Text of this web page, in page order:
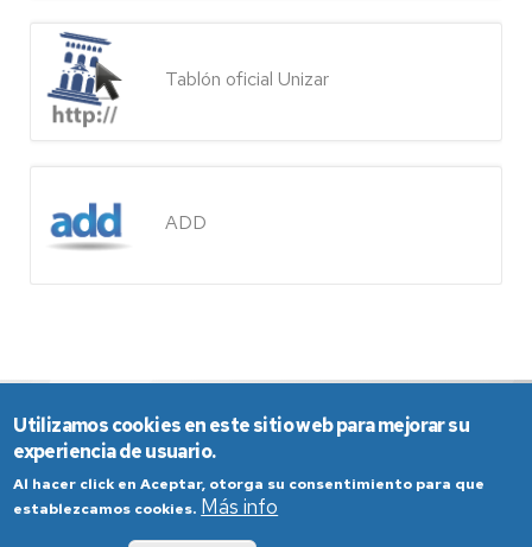
Tablón oficial Unizar
ADD
Utilizamos cookies en este sitio web para mejorar su
experiencia de usuario.
Al hacer click en Aceptar, otorga su consentimiento para que
establezcamos cookies. Más info